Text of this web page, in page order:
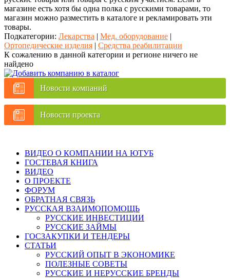
магазине есть хотя бы одна полка с русскими товарами, то
магазин можно разместить в каталоге и рекламировать эти
товары.
Подкатегории: Лекарства | Мед. оборудование |
Ортопедические изделия | Средства реабилитации
К сожалению в данной категории и регионе ничего не
найдено
Новости компаний
Новости проекта
ВИДЕО О КОМПАНИИ НА ЮТУБ
ГОСТЕВАЯ КНИГА
ВИДЕО
О ПРОЕКТЕ
ФОРУМ
ОБРАТНАЯ СВЯЗЬ
РУССКАЯ ВЗАИМОПОМОЩЬ
РУССКИЕ ИНВЕСТИЦИИ
РУССКИЕ ЗАЙМЫ
ГОСЗАКУПКИ И ТЕНДЕРЫ
СТАТЬИ
РУССКИЙ ОПЫТ В ЭКОНОМИКЕ
ПОЛЕЗНЫЕ СОВЕТЫ
РУССКИЕ И НЕРУССКИЕ БРЕНДЫ